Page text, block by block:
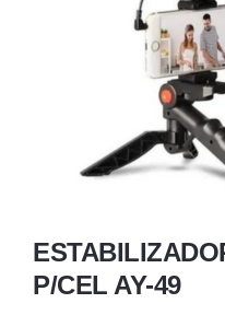
P/CEL AY-49